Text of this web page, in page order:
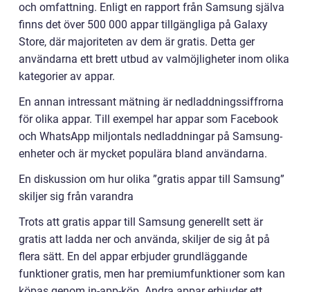
och omfattning. Enligt en rapport från Samsung själva
finns det över 500 000 appar tillgängliga på Galaxy
Store, där majoriteten av dem är gratis. Detta ger
användarna ett brett utbud av valmöjligheter inom olika
kategorier av appar.
En annan intressant mätning är nedladdningssiffrorna
för olika appar. Till exempel har appar som Facebook
och WhatsApp miljontals nedladdningar på Samsung-
enheter och är mycket populära bland användarna.
En diskussion om hur olika ”gratis appar till Samsung”
skiljer sig från varandra
Trots att gratis appar till Samsung generellt sett är
gratis att ladda ner och använda, skiljer de sig åt på
flera sätt. En del appar erbjuder grundläggande
funktioner gratis, men har premiumfunktioner som kan